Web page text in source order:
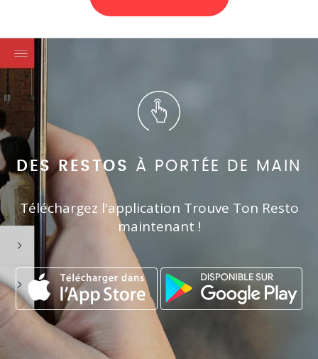
DES RESTOS À PORTÉE DE MAIN
Téléchargez l'application Trouve Ton Resto
maintenant !